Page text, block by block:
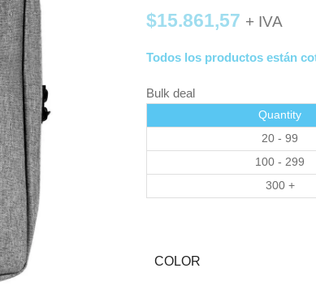
$15.861,57 + IVA
Todos los productos están
Bulk deal
Quantity
20 - 99
100 - 299
300 +
COLOR